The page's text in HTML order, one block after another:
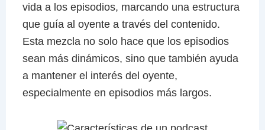
vida a los episodios, marcando una estructura
que guía al oyente a través del contenido.
Esta mezcla no solo hace que los episodios
sean más dinámicos, sino que también ayuda
a mantener el interés del oyente,
especialmente en episodios más largos.